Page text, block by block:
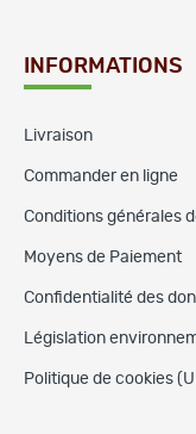
INFORMATIONS
Livraison
Commander en ligne
Conditions générales
Moyens de Paiement
Confidentialité des
Législation
Politique de cookies